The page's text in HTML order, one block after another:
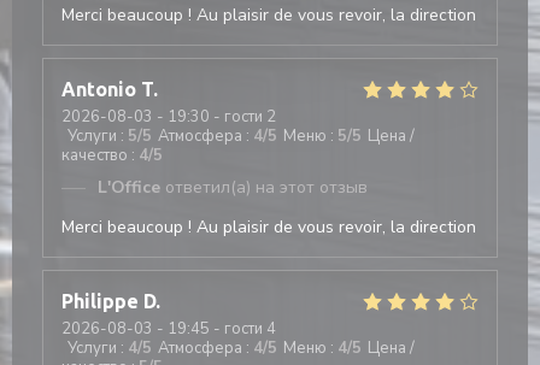
Merci beaucoup ! Au plaisir de vous revoir, la direction
Antonio T
2026-08-03 - 19:30 - гости 2
Услуги : 5/5 Атмосфера : 4/5 Меню : 5/5 Цена /
качество : 4/5
L'Office ответил(а) на этот отзыв
Merci beaucoup ! Au plaisir de vous revoir, la direction
Philippe D
2026-08-03 - 19:45 - гости 4
Услуги : 4/5 Атмосфера : 4/5 Меню : 4/5 Цена /